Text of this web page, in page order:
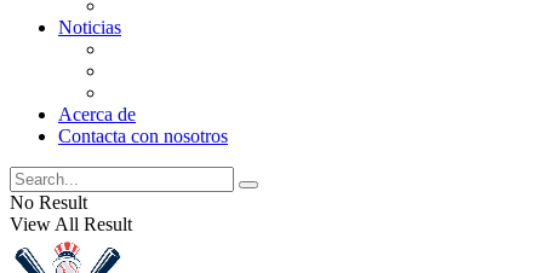
Noticias
Acerca de
Contacta con nosotros
No Result
View All Result